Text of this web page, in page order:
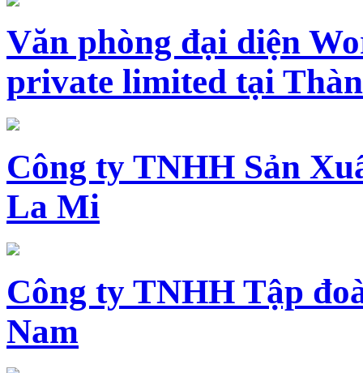
Văn phòng đại diện
private limited tại
Công ty TNHH Sản
La Mi
Công ty TNHH Tập
Nam